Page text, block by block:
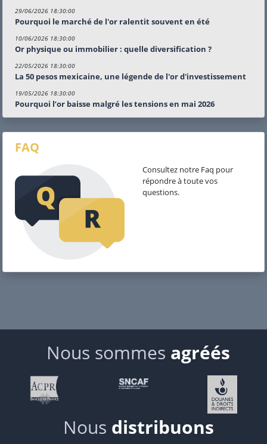
29/06/2026 18:30:00
Pourquoi le marché de l'or ralentit souvent en été
10/06/2026 18:30:00
Or physique ou immobilier : quelle diversification ?
22/05/2026 18:30:00
La 50 pesos mexicaine, une légende de l'or d'investissement
19/05/2026 18:30:00
Pourquoi l’or baisse malgré les tensions en mai 2026
FAQ
Consultez notre Faq pour
répondre à toute vos
questions.
Nous sommes agréés
Nous distribuons